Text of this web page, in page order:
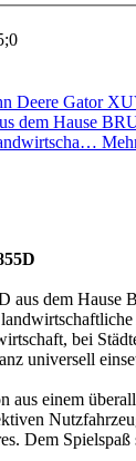
Deere Gator
dem Hause
aus dem Hause
bei
universell
aus einem
Dem